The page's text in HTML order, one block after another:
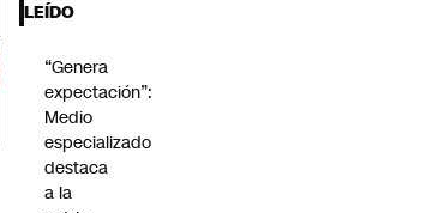
LEÍDO
“Genera
expectación”:
Medio
especializado
destaca
a la